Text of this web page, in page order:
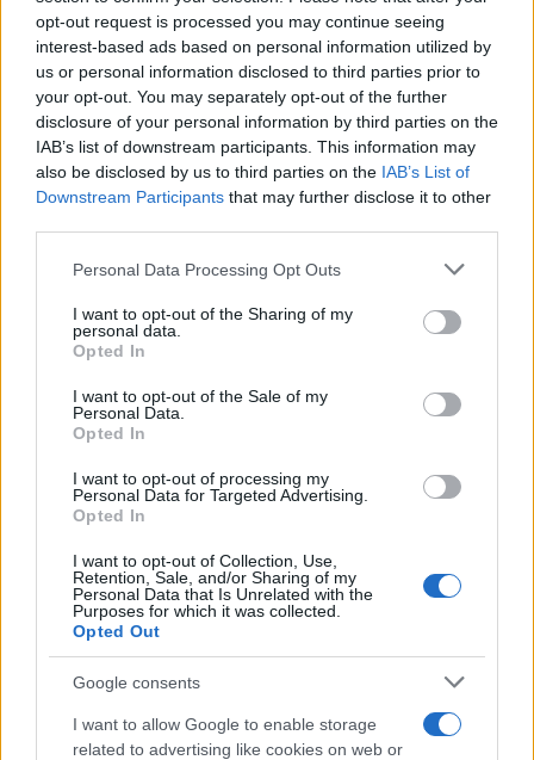
opt-out request is processed you may continue seeing
interest-based ads based on personal information utilized by
us or personal information disclosed to third parties prior to
your opt-out. You may separately opt-out of the further
disclosure of your personal information by third parties on the
IAB’s list of downstream participants. This information may
also be disclosed by us to third parties on the IAB’s List of
Downstream Participants that may further disclose it to other
Please note that this website/app uses one or more Google
not limited to your visit or usage behaviour. You may click to
grant or deny consent to Google and its third-party tags to
use your data for below specified purposes in below Google
consent section.
Personal Data Processing Opt Outs
I want to opt-out of the Sharing of my
personal data.
Opted In
I want to opt-out of the Sale of my
Personal Data.
Opted In
I want to opt-out of processing my
Personal Data for Targeted Advertising.
Opted In
I want to opt-out of Collection, Use,
Retention, Sale, and/or Sharing of my
Personal Data that Is Unrelated with the
Purposes for which it was collected.
Opted Out
Google consents
I want to allow Google to enable storage
related to advertising like cookies on web or
ενισχύουμε τη στρατηγική μας στον τομέα της
ψηφιακής καινοτομίας και της εμπειρίας πελατών,
αξιοποιώντας την κορυφαία τεχνολογία της
INTELIQUA. Η συνέργεια των δύο εταιρειών θα μας
επιτρέψει να προσφέρουμε ακόμη πιο εξελιγμένες
λύσεις στους πελάτες μας, βοηθώντας τους να
καινοτομήσουν και να ενισχύσουν την αφοσίωση
(Loyalty) των πελατών τους.»